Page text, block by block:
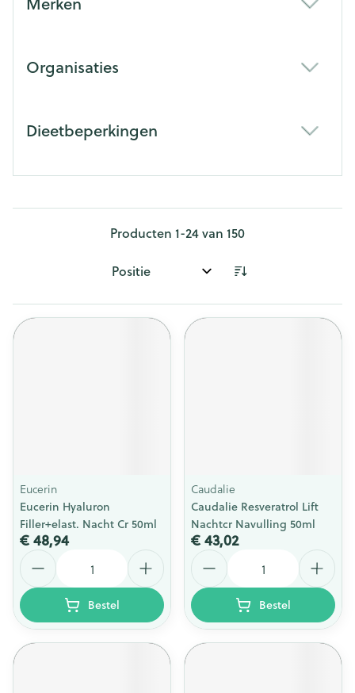
Organisaties
Dieetbeperkingen
Producten 1-24van 150
Sorteer op:
Eucerin
Eucerin Hyaluron
Filler+elast. Nacht Cr 50ml
€ 48,94
Bestel
Caudalie
Caudalie Resveratrol Lift
Nachtcr Navulling 50ml
€ 43,02
Aantal
Bestel